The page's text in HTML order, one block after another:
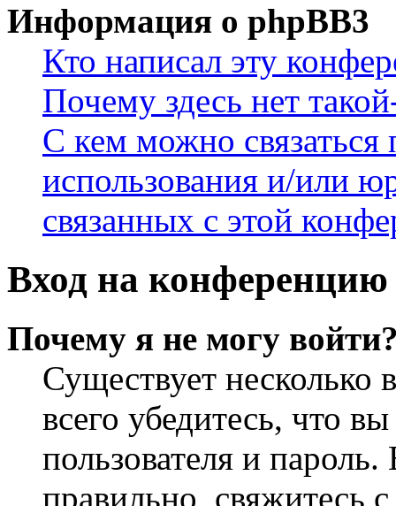
Информация о phpBB3
Кто написал эту
Почему здесь нет
С кем можно связаться
использования и/или
связанных с этой
Вход на конференцию
Почему я не могу
Существует
всего убедитесь, что
пользователя и
правильно, свяжитесь